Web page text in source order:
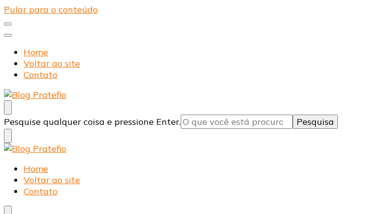
Pular para o conteúdo
Home
Voltar ao site
Contato
Blog Pratefio
Arames e Telas de Qualidade
Procurando
algo?
Pesquise qualquer coisa e pressione Enter.
Blog Pratefio
Arames e Telas de Qualidade
Home
Voltar ao site
Contato